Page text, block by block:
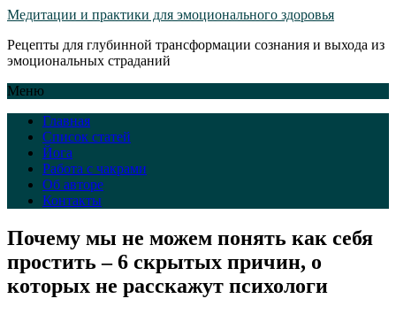
Медитации и практики для эмоционального здоровья
Рецепты для глубинной трансформации сознания и выхода из
эмоциональных страданий
Меню
Главная
Список статей
Йога
Работа с чакрами
Об авторе
Контакты
Почему мы не можем понять как себя
простить – 6 скрытых причин, о
которых не расскажут психологи